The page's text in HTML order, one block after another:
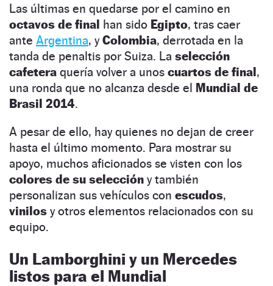
Las últimas en quedarse por el camino en
octavos de final han sido Egipto, tras caer
ante Argentina, yColombia, derrotada en la
tanda de penaltis por Suiza. La selección
cafetera quería volver a unos cuartos de final,
una ronda que no alcanza desde el Mundial de
Brasil 2014.
A pesar de ello, hay quienes no dejan de creer
hasta el último momento. Para mostrar su
apoyo, muchos aficionados se visten con los
colores de su selección y también
personalizan sus vehículos con escudos,
vinilos y otros elementos relacionados con su
equipo.
Un Lamborghini y un Mercedes
listos para el Mundial